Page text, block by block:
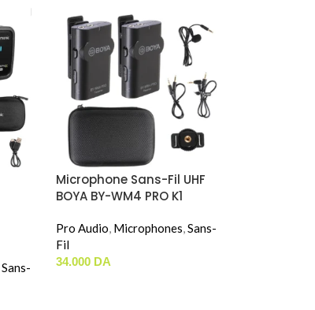
Sans-
Microphone Sans-Fil UHF
BOYA BY-WM4 PRO K1
Pro Audio, Microphones,Sans-
Fil
34.000 DA